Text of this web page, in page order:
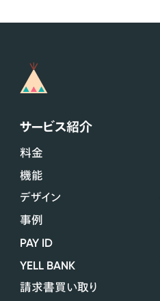
サービス紹介
料金
機能
デザイン
事例
PAY ID
YELL BANK
請求書買い取り